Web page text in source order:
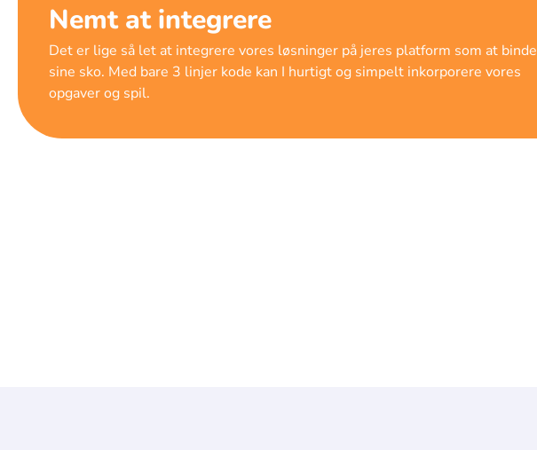
Nemt at integrere
Det er lige så let at integrere vores løsninger på jeres platform som at binde
sine sko. Med bare 3 linjer kode kan I hurtigt og simpelt inkorporere vores
opgaver og spil.